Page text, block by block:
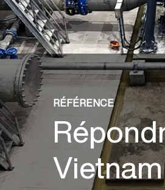
RÉFÉRENCE
Vietnam